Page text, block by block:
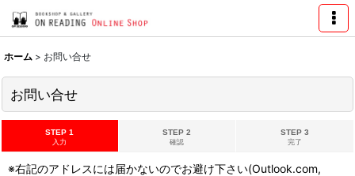
ホーム > お問い合せ
お問い合せ
STEP 1
入力
STEP 2
確認
STEP 3
完了
※右記のアドレスには届かないのでお避け下さい(Outlook.com,